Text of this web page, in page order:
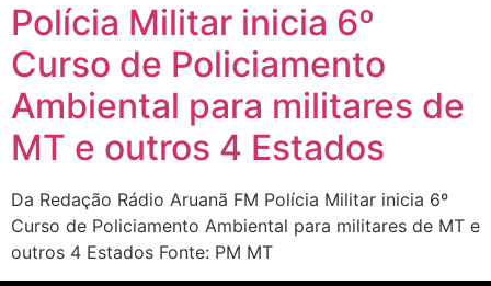
Polícia Militar inicia 6º
Curso de Policiamento
Ambiental para militares de
MT e outros 4 Estados
Da Redação Rádio Aruanã FM Polícia Militar inicia 6º
Curso de Policiamento Ambiental para militares de MT e
outros 4 Estados Fonte: PM MT